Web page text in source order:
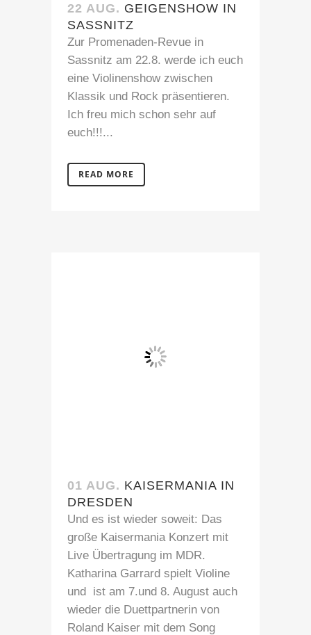
22 AUG. GEIGENSHOW IN
SASSNITZ
Zur Promenaden-Revue in
Sassnitz am 22.8. werde ich euch
eine Violinenshow zwischen
Klassik und Rock präsentieren.
Ich freu mich schon sehr auf
euch!!!...
READ MORE
01 AUG. KAISERMANIA IN
DRESDEN
Und es ist wieder soweit: Das
große Kaisermania Konzert mit
Live Übertragung im MDR.
Katharina Garrard spielt Violine
und ist am 7.und 8. August auch
wieder die Duettpartnerin von
Roland Kaiser mit dem Song